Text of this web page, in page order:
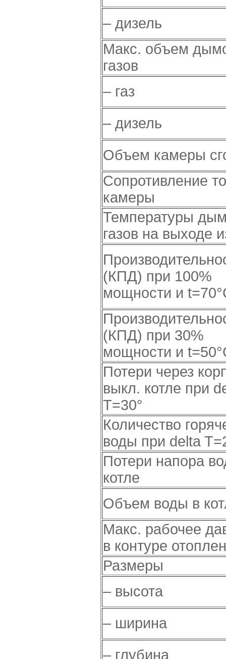
– дизель
Макс. объем
газов
– газ
– дизель
Объем камеры
Сопротивление
камеры
Температуры
газов на выходе
(КПД) при 100%
мощности и
(КПД) при 30%
мощности и
Потери через
выкл. котле при
T=30°
Количество
воды при delta
Потери напора
котле
Объем воды в
Макс. рабочее
в контуре
Размеры
– высота
– ширина
– глубина